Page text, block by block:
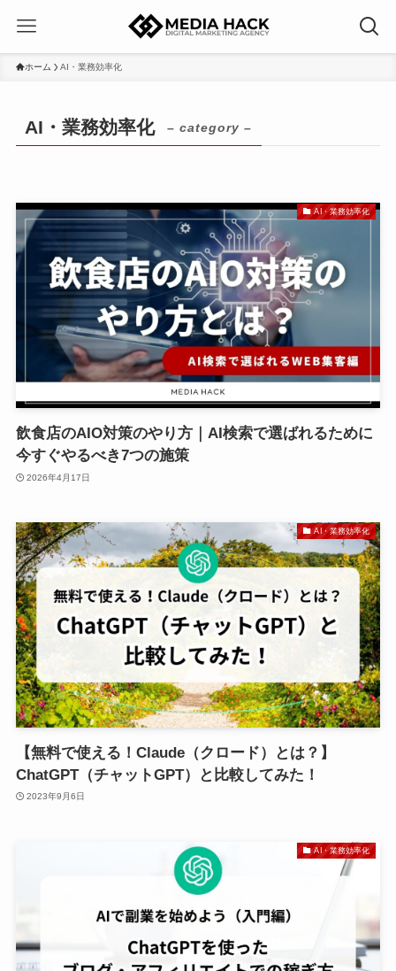
ホーム AI・業務効率化
AI・業務効率化 – category –
AI・業務効率化
飲食店のAIO対策のやり方｜AI検索で選ばれるために
今すぐやるべき7つの施策
2026年4月17日
AI・業務効率化
【無料で使える！Claude（クロード）とは？】
ChatGPT（チャットGPT）と比較してみた！
2023年9月6日
AI・業務効率化